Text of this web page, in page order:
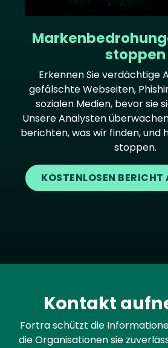
stoppen
Erkennen Sie verdächtige
gefälschte Webseiten,
sozialen Medien, bevor sie
Unsere Analysten
berichten, was wir finden, und
stoppen.
KOSTENLOSEN BERICHT
Kontakt
Fortra schützt die
die Organisationen sie